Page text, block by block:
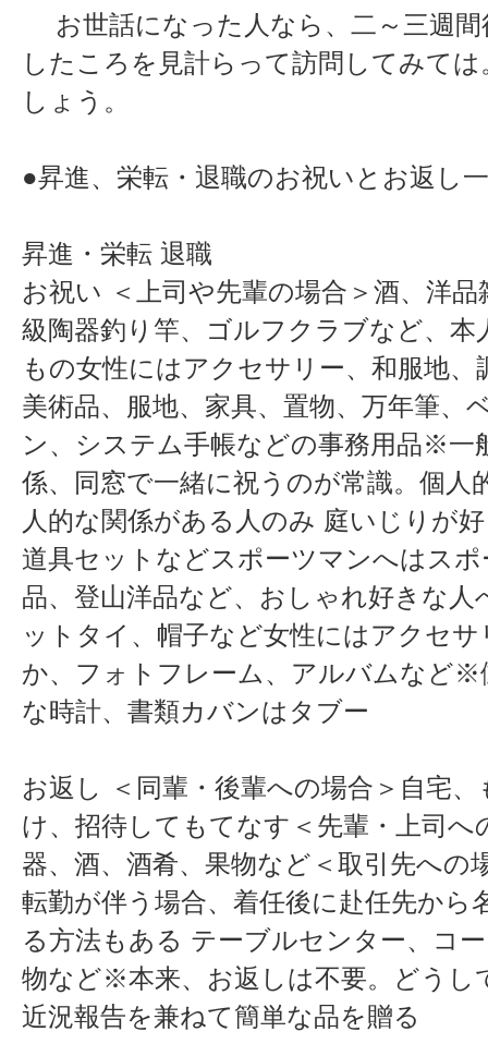
お世話になった人なら、二～三週
したころを見計らって訪問してみて
しょう。
●昇進、栄転・退職のお祝いとお返し
昇進・栄転 退職
お祝い ＜上司や先輩の場合＞酒、洋
級陶器釣り竿、ゴルフクラブなど、本
もの女性にはアクセサリー、和服地、
美術品、服地、家具、置物、万年筆、
ン、システム手帳などの事務用品※一
係、同窓で一緒に祝うのが常識。個人
人的な関係がある人のみ 庭いじりが
道具セットなどスポーツマンへはス
品、登山洋品など、おしゃれ好きな
ットタイ、帽子など女性にはアクセ
か、フォトフレーム、アルバムなど
な時計、書類カバンはタブー
お返し ＜同輩・後輩への場合＞自宅
け、招待してもてなす＜先輩・上司へ
器、酒、酒肴、果物など＜取引先へ
転勤が伴う場合、着任後に赴任先から
る方法もある テーブルセンター、コ
物など※本来、お返しは不要。どうし
近況報告を兼ねて簡単な品を贈る